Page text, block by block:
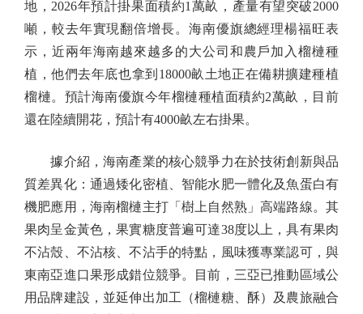
地，2026年預計掛果面積約1萬畝，產量有望突破2000
噸，較去年實現翻倍增長。海南優旗總經理楊福旺表
示，近兩年海南越來越多的大公司和農戶加入榴槤種
植，他們去年底也拿到18000畝土地正在備耕擴建種植
榴槤。預計海南優旗今年榴槤種植面積約2萬畝，目前
還在陸續開花，預計有4000畝左右掛果。
據介紹，海南產業的核心競爭力在於技術創新與品
質差異化：通過矮化密植、智能水肥一體化及魚蛋白有
機肥應用，海南榴槤主打「樹上自然熟」高端路線。其
果肉呈金黃色，果實糖度普遍可達38度以上，具有果肉
不沾殼、不沾核、不沾手的特點，風味獲專業認可，與
東南亞進口果形成錯位競爭。目前，三亞已推動區域公
用品牌建設，並延伸出加工（榴槤糖、酥）及農旅融合